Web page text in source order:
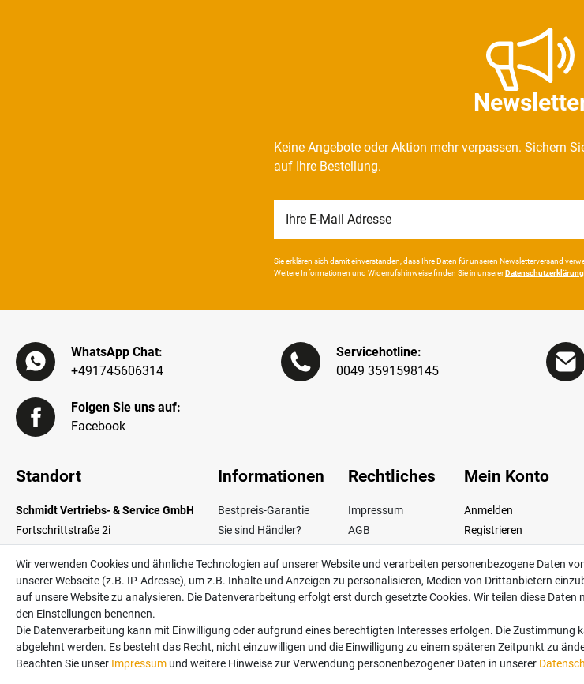
Keine Angebote oder Aktion mehr verpassen. Sichern
auf Ihre Bestellung.
Honig
Sie erklären sich damit ein­ver­standen, dass Ihre Da­ten für unseren News­letter­versand
Weitere Infor­mationen und Wider­rufshin­weise finden Sie in unsererDaten­schutz­erklärung
WhatsApp Chat:
+491745606314
Servicehotline:
0049 3591598145
Folgen Sie uns auf:
Facebook
Standort
Schmidt Vertriebs- & Service GmbH
Fortschrittstraße 2i
Germany
Informationen
Bestpreis-Garantie
Sie sind Händler?
Lieferinformationen
Rechtliches
Impressum
AGB
Datenschutz
Vertrag widerrufen
Mein Konto
Anmelden
Registrieren
Alle Preise in Euro und inkl. der gesetzlichen Mehrwertsteuer ggf. zzgl. Versandkosten. Lieferung innerhalb Deutschlands.
©2026 Schmidt Vertriebs- & Service GmbH / powered by
Wir verwenden Cookies und ähnliche Technologien auf unserer Website und verarbeiten personenbezogene Daten
unserer Webseite (z.B. IP-Adresse), um z.B. Inhalte und Anzeigen zu personalisieren, Medien von Drittanbietern
auf unsere Website zu analysieren. Die Datenverarbeitung erfolgt erst durch gesetzte Cookies. Wir teilen diese Daten
den Einstellungen benennen.
Die Datenverarbeitung kann mit Einwilligung oder aufgrund eines berechtigten Interesses erfolgen. Die Zustimmung
abgelehnt werden. Es besteht das Recht, nicht einzuwilligen und die Einwilligung zu einem späteren Zeitpunkt zu
Beachten Sie unser Impressum und weitere Hinweise zur Verwendung personenbezogener Daten in unserer